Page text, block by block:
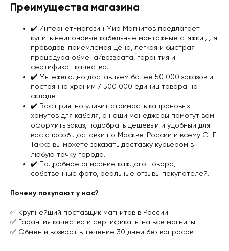
Преимущества магазина
✔️️ Интернет-магазин Мир Магнитов предлагает
купить нейлоновые кабельные монтажные стяжки для
проводов: приемлемая цена, легкая и быстрая
процедура обмена/возврата, гарантия и
сертификат качества.
✔️️ Мы ежегодно доставляем более 50 000 заказов и
постоянно храним 7 500 000 единиц товара на
складе.
✔️️ Вас приятно удивит стоимость капроновых
хомутов для кабеля, а наши менеджеры помогут вам
оформить заказ, подобрать дешевый и удобный для
вас способ доставки по Москве, России и всему СНГ.
Также вы можете заказать доставку курьером в
любую точку города.
✔️️ Подробное описание каждого товара,
собственные фото, реальные отзывы покупателей.
Почему покупают у нас?
✅ Крупнейший поставщик магнитов в России.
✅ Гарантия качества и сертификаты на все магниты.
✅ Обмен и возврат в течение 30 дней без вопросов.